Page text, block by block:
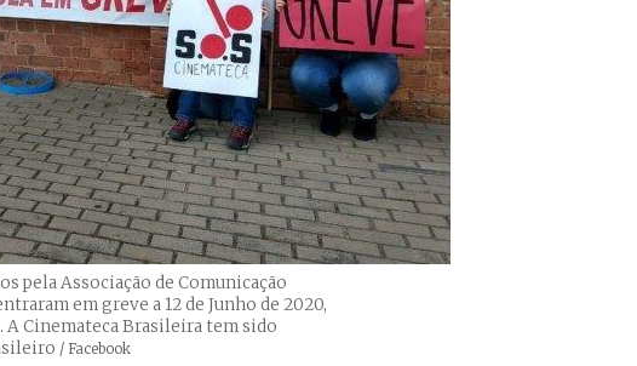
pela Associação de Comunicação
em greve a 12 de Junho de 2020,
A Cinemateca Brasileira tem sido
Créditos
/ Facebook